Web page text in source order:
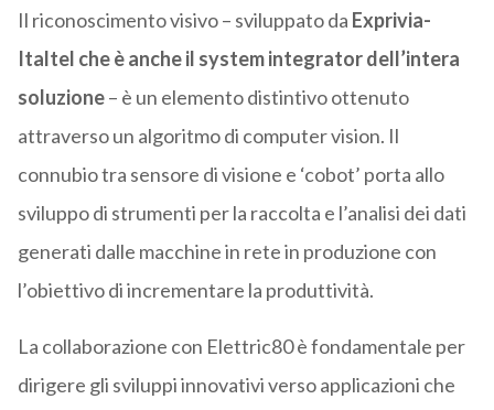
Il riconoscimento visivo – sviluppato da Exprivia-
Italtel che è anche il system integrator dell’intera
soluzione– è un elemento distintivo ottenuto
attraverso un algoritmo di computer vision. Il
connubio tra sensore di visione e ‘cobot’ porta allo
sviluppo di strumenti per la raccolta e l’analisi dei dati
generati dalle macchine in rete in produzione con
l’obiettivo di incrementare la produttività.
La collaborazione con Elettric80 è fondamentale per
dirigere gli sviluppi innovativi verso applicazioni che